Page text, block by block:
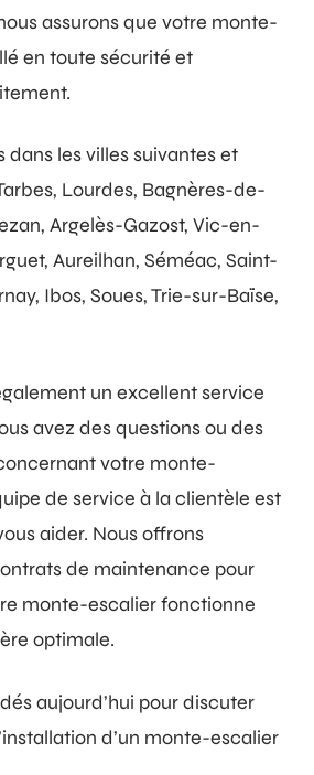
assurons que votre monte-
en toute sécurité et
dans les villes suivantes et
Lourdes, Bagnères-de-
Argelès-Gazost, Vic-en-
Aureilhan, Séméac, Saint-
Ibos, Soues, Trie-sur-Baïse,
un excellent service
avez des questions ou des
votre monte-
de service à la clientèle est
aider. Nous offrons
de maintenance pour
monte-escalier fonctionne
optimale.
aujourd’hui pour discuter
d’un monte-escalier